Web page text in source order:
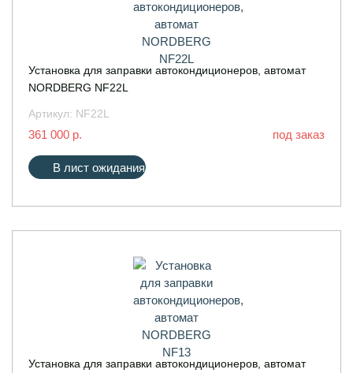
Установка для заправки автокондиционеров, автомат
NORDBERG NF22L
Артикул: NF22L
361 000 р. под заказ
В лист ожидания
Установка для заправки автокондиционеров, автомат